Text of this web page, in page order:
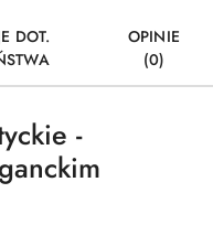
DOT.
OPINIE
(0)
-